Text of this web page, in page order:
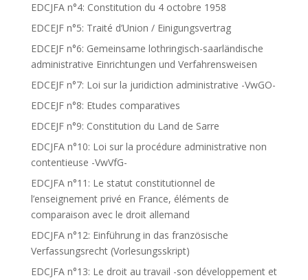
EDCJFA n°4: Constitution du 4 octobre 1958
EDCEJF n°5: Traité d’Union / Einigungsvertrag
EDCEJF n°6: Gemeinsame lothringisch-saarländische
administrative Einrichtungen und Verfahrensweisen
EDCEJF n°7: Loi sur la juridiction administrative -VwGO-
EDCEJF n°8: Etudes comparatives
EDCEJF n°9: Constitution du Land de Sarre
EDCJFA n°10: Loi sur la procédure administrative non
contentieuse -VwVfG-
EDCJFA n°11: Le statut constitutionnel de
l’enseignement privé en France, éléments de
comparaison avec le droit allemand
EDCJFA n°12: Einführung in das französische
Verfassungsrecht (Vorlesungsskript)
EDCJFA n°13: Le droit au travail -son développement et